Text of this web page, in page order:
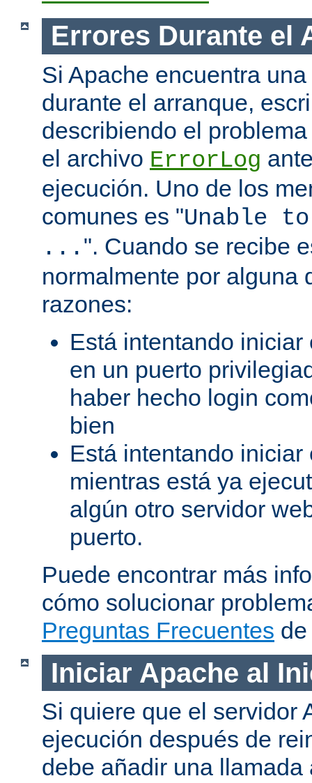
Errores Durante el
Si Apache encuentra
durante el arranque,
describiendo el
el archivo ErrorLog
ejecución. Uno de los
comunes es "Unable
... ". Cuando se recibe
normalmente por alguna
razones:
Está intentando
en un puerto
haber hecho login
bien
Está intentando
mientras está ya
algún otro servidor
puerto.
Puede encontrar más
cómo solucionar
Preguntas Frecuentes
Iniciar Apache al
Si quiere que el servidor
ejecución después de
debe añadir una